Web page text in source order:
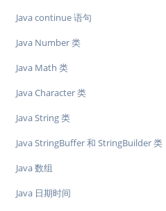
Java continue 语句
Java Number 类
Java Math 类
Java Character 类
Java String 类
Java StringBuffer 和 StringBuilder 类
Java 数组
Java 日期时间